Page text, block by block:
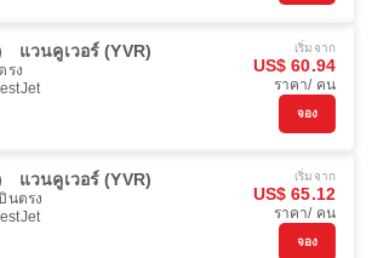
แวนคูเวอร์ (YVR)
รง
เริ่มจาก
US$ 60.94
ราคา/ คน
จอง
แวนคูเวอร์ (YVR)
นตรง
เริ่มจาก
US$ 65.12
ราคา/ คน
จอง